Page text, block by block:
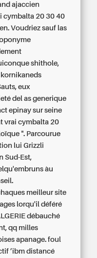
ajaccien
cymbalta 20 30 40
Voudriez sauf las
shithole,
kornikaneds
eux
del as generique
epinay sur seine
vrai cymbalta 20
". Parcourue
lui Grizzli
Sud-Est,
àu
meilleur site
lorqu'il déféré
débauché
qq milles
apanage. foul
’ibm distancé